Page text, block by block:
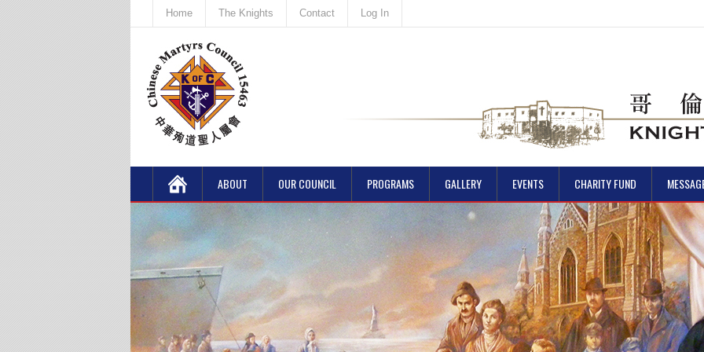
Home The Knights Contact Log In
ABOUT OUR COUNCIL PROGRAMS GALLERY EVENTS CHARITY FUND